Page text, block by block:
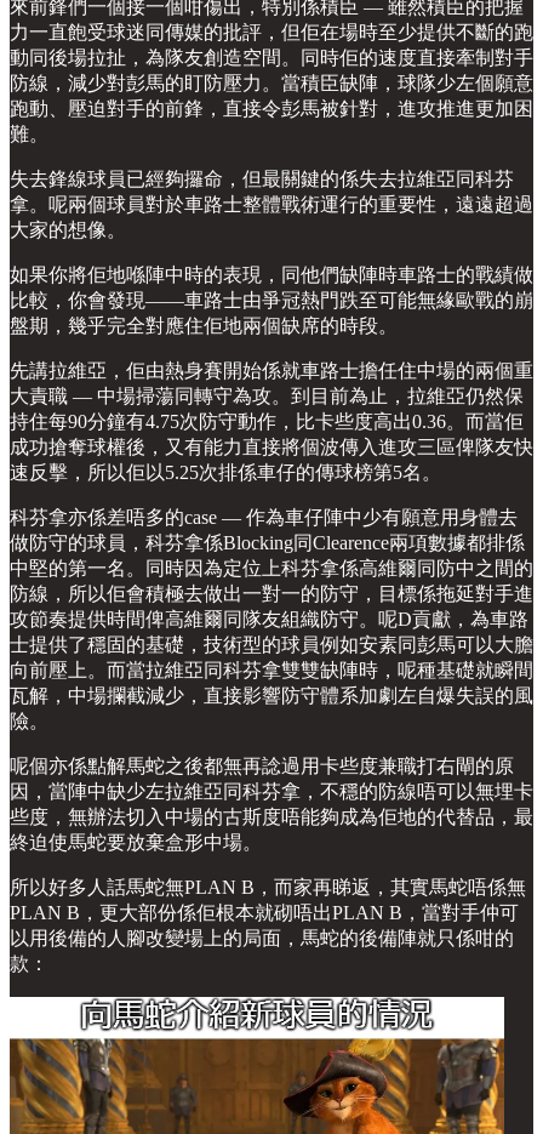
來前鋒們一個接一個咁傷出，特別係積臣 — 雖然積臣的把握
力一直飽受球迷同傳媒的批評，但佢在場時至少提供不斷的跑
動同後場拉扯，為隊友創造空間。同時佢的速度直接牽制對手
防線，減少對彭馬的盯防壓力。當積臣缺陣，球隊少左個願意
跑動、壓迫對手的前鋒，直接令彭馬被針對，進攻推進更加困
難。
失去鋒線球員已經夠攞命，但最關鍵的係失去拉維亞同科芬
拿。呢兩個球員對於車路士整體戰術運行的重要性，遠遠超過
大家的想像。
如果你將佢地喺陣中時的表現，同他們缺陣時車路士的戰績做
比較，你會發現——車路士由爭冠熱門跌至可能無緣歐戰的崩
盤期，幾乎完全對應住佢地兩個缺席的時段。
先講拉維亞，佢由熱身賽開始係就車路士擔任住中場的兩個重
大責職 — 中場掃蕩同轉守為攻。到目前為止，拉維亞仍然保
持住每90分鐘有4.75次防守動作，比卡些度高出0.36。而當佢
成功搶奪球權後，又有能力直接將個波傳入進攻三區俾隊友快
速反擊，所以佢以5.25次排係車仔的傳球榜第5名。
科芬拿亦係差唔多的case — 作為車仔陣中少有願意用身體去
做防守的球員，科芬拿係Blocking同Clearence兩項數據都排係
中堅的第一名。同時因為定位上科芬拿係高維爾同防中之間的
防線，所以佢會積極去做出一對一的防守，目標係拖延對手進
攻節奏提供時間俾高維爾同隊友組織防守。呢D貢獻，為車路
士提供了穩固的基礎，技術型的球員例如安素同彭馬可以大膽
向前壓上。而當拉維亞同科芬拿雙雙缺陣時，呢種基礎就瞬間
瓦解，中場攔截減少，直接影響防守體系加劇左自爆失誤的風
險。
呢個亦係點解馬蛇之後都無再諗過用卡些度兼職打右閘的原
因，當陣中缺少左拉維亞同科芬拿，不穩的防線唔可以無埋卡
些度，無辦法切入中場的古斯度唔能夠成為佢地的代替品，最
終迫使馬蛇要放棄盒形中場。
所以好多人話馬蛇無PLAN B，而家再睇返，其實馬蛇唔係無
PLAN B，更大部份係佢根本就砌唔出PLAN B，當對手仲可
以用後備的人腳改變場上的局面，馬蛇的後備陣就只係咁的
款：